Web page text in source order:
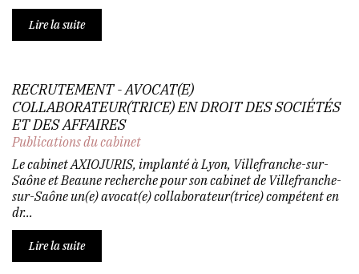
Lire la suite
RECRUTEMENT - AVOCAT(E)
COLLABORATEUR(TRICE) EN DROIT DES SOCIÉTÉS
ET DES AFFAIRES
Publications du cabinet
Le cabinet AXIOJURIS, implanté à Lyon, Villefranche-sur-
Saône et Beaune recherche pour son cabinet de Villefranche-
sur-Saône un(e) avocat(e) collaborateur(trice) compétent en
dr...
Lire la suite